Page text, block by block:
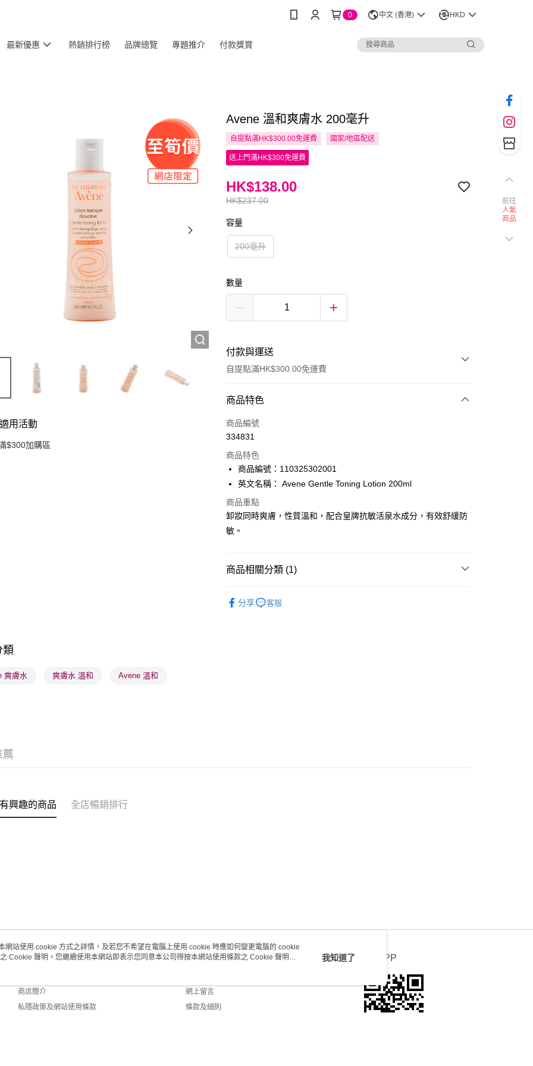
0 中文 (香港) HKD
最新優惠 熱銷排行榜 品牌總覽 專題推介 付款獎賞
用活動
$300加購區
Avene 溫和爽膚水 200毫升
自提點滿HK$300.00免運費 國家/地區配送
送上門滿HK$300免運費
HK$237.00
HK$138.00
容量
200毫升
數量
付款與運送
自提點滿HK$300.00免運費
付款方式
信用卡
AlipayHK
PayMe
WeChat Pay
BoC Pay
送貨方式
每筆HK$65.00，滿HK$300.00或以上免運費
商品特色
商品編號
334831
商品特色
商品編號：110325302001
英文名稱： Avene Gentle Toning Lotion 200ml
商品重點
卸妝同時爽膚，性質溫和，配合皇牌抗敏活泉水成分，有效舒緩防
敏。
商品相關分類 (1)
分享
客服
類
爽膚水 爽膚水 溫和 Avene 溫和
薦
興趣的商品 全店暢銷排行
關於我們
商店簡介
私隱政策及網站使用條款
客戶服務
網上留言
條款及細則
官方APP
前往
人氣
商品
網站使用 cookie 方式之詳情，及若您不希望在電腦上使用 cookie 時應如何變更電腦的 cookie
之 Cookie 聲明。您繼續使用本網站即表示您同意本公司得按本網站使用條款之 Cookie 聲明使
我知道了